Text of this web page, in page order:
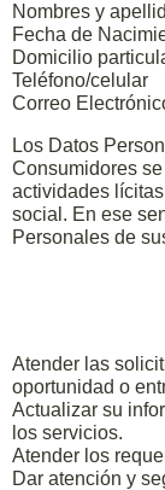
Nombres y
Fecha de
Domicilio
Teléfono/celular
Correo
Los Datos
Consumidores
actividades
social. En ese
Personales de
Atender las
oportunidad o
Actualizar su
los servicios.
Atender los
Dar atención y